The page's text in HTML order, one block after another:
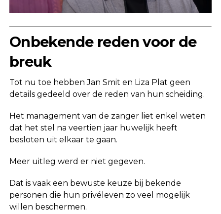
Onbekende reden voor de
breuk
Tot nu toe hebben Jan Smit en Liza Plat geen
details gedeeld over de reden van hun scheiding.
Het management van de zanger liet enkel weten
dat het stel na veertien jaar huwelijk heeft
besloten uit elkaar te gaan.
Meer uitleg werd er niet gegeven.
Dat is vaak een bewuste keuze bij bekende
personen die hun privéleven zo veel mogelijk
willen beschermen.